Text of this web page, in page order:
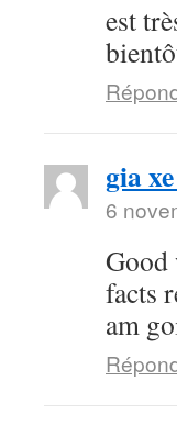
est
gia
6
Good
facts
am